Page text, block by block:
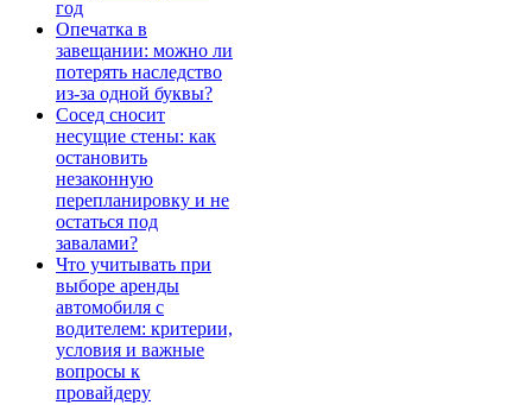
год
Опечатка в
завещании: можно ли
потерять наследство
из-за одной буквы?
Сосед сносит
несущие стены: как
остановить
незаконную
перепланировку и не
остаться под
завалами?
Что учитывать при
выборе аренды
автомобиля с
водителем: критерии,
условия и важные
вопросы к
провайдеру